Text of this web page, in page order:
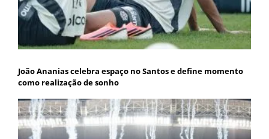
João Ananias celebra espaço no Santos e define momento
como realização de sonho